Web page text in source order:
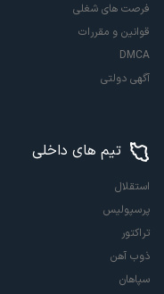
فرصت های شغلی
قوانین و مقررات
DMCA
آگهی دولتی
تیم های داخلی
استقلال
پرسپولیس
تراکتور
ذوب آهن
سپاهان